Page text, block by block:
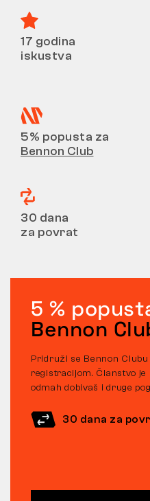
17 godina
iskustva
5% popusta za
Bennon Club
30 dana
za povrat
5 %
Bennon
Pridruži se Bennon
registracijom. Članstvo je
odmah dobivaš i druge
30 dana za